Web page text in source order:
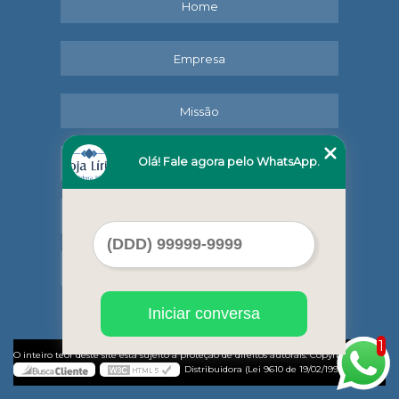
Home
Empresa
Missão
Serviços
Mapa do site
O inteiro teor deste site está sujeito à proteção de direitos autorais. Copyright©
Lírio
Distribuidora (Lei 9610 de 19/02/1998)
1
Olá! Fale agora pelo WhatsApp.
Iniciar conversa